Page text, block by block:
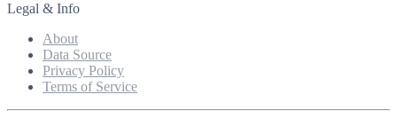
Legal & Info
About
Data Source
Privacy Policy
Terms of Service